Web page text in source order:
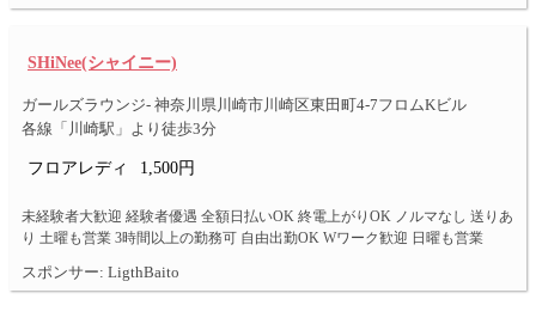
SHiNee(シャイニー)
ガールズラウンジ- 神奈川県川崎市川崎区東田町4-7フロムKビル
各線「川崎駅」より徒歩3分
フロアレディ 1,500円
未経験者大歓迎 経験者優遇 全額日払いOK 終電上がりOK ノルマなし 送りあ
り 土曜も営業 3時間以上の勤務可 自由出勤OK Wワーク歓迎 日曜も営業
スポンサー: LigthBaito